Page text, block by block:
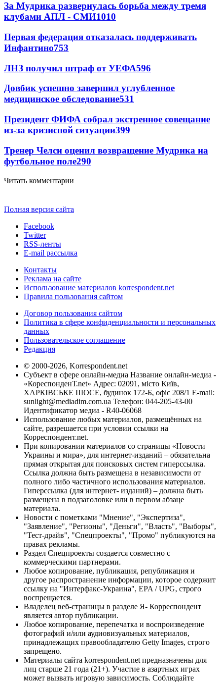
За Мудрика развернулась борьба между тремя
клубами АПЛ - СМИ1010
Первая федерация отказалась поддерживать
Инфантино753
ЛНЗ получил штраф от УЕФА596
Довбик успешно завершил углубленное
медицинское обследование531
Президент ФИФА собрал экстренное совещание
из-за кризисной ситуации399
Тренер Челси оценил возвращение Мудрика на
футбольное поле290
Читать комментарии
Полная версия сайта
Facebook
Twitter
RSS-ленты
E-mail рассылка
Контакты
Реклама на сайте
Использование материалов korrespondent.net
Правила пользования сайтом
Договор пользования сайтом
Политика в сфере конфиденциальности и персональных
данных
Пользовательское соглашение
Редакция
© 2000-2026, Korrespondent.net
Субъект в сфере онлайн-медиа Название онлайн-медиа -
«КореспонденТ.net» Адрес: 02091, місто Київ,
ХАРКІВСЬКЕ ШОСЕ, будинок 172-Б, офіс 208/1 E-mail:
sunlight@mediadim.com.ua Телефон: 044-205-43-00
Идентификатор медиа - R40-06068
Использование любых материалов, размещённых на
сайте, разрешается при условии ссылки на
Корреспондент.net.
При копировании материалов со страницы «Новости
Украины и мира», для интернет-изданий – обязательна
прямая открытая для поисковых систем гиперссылка.
Ссылка должна быть размещена в независимости от
полного либо частичного использования материалов.
Гиперссылка (для интернет- изданий) – должна быть
размещена в подзаголовке или в первом абзаце
материала.
Новости с пометками "Мнение", "Экспертиза",
"Заявление", "Регионы", "Деньги", "Власть", "Выборы",
"Тест-драйв", "Спецпроекты", "Промо" публикуются на
правах рекламы.
Раздел Спецпроекты создается совместно с
коммерческими партнерами.
Любое копирование, публикация, републикация и
другое распространение информации, которое содержит
ссылку на "Интерфакс-Украина", EPA / UPG, строго
воспрещается.
Владелец веб-страницы в разделе Я- Корреспондент
является автор публикации.
Любое копирование, перепечатка и воспроизведение
фотографий и/или аудиовизуальных материалов,
принадлежащих правообладателю Getty Images, строго
запрещено.
Материалы сайта korrespondent.net предназначены для
лиц старше 21 года (21+). Участие в азартных играх
может вызвать игровую зависимость. Соблюдайте